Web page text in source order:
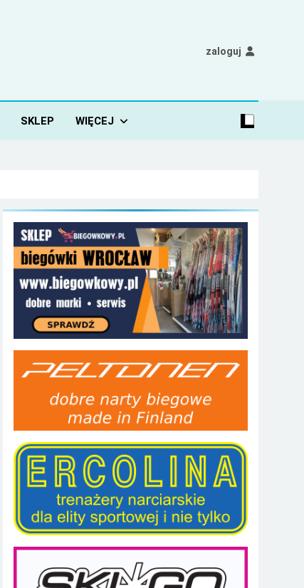
zaloguj
SKLEP WIĘCEJ